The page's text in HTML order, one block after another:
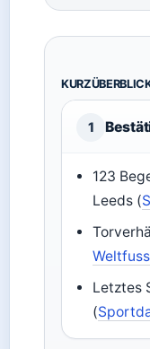
1
123
Leeds (
Letztes
(